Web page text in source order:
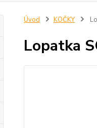
Úvod KOČKY
Lopatka